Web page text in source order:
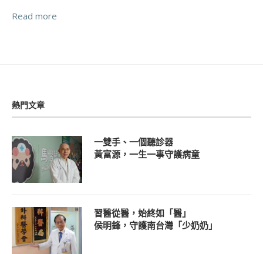
Read more
熱門文章
一雙手、一個聽診器
黃富源，一生一事守護病童
習醫從醫，始終如「醫」
侯明鋒，守護南台灣「少奶奶」